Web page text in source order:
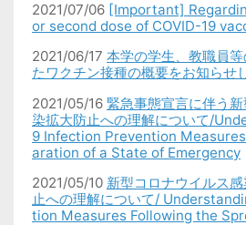
2021/07/06 [Important]
or second dose of COVID-19
2021/06/17 本学の学生、教職員
たワクチン接種の概要をお知らせ
2021/05/16 緊急事態宣言に伴う
染拡大防止への理解について/
9 Infection Prevention
aration of a State of Emergency
2021/05/10 新型コロナウイルス
止への理解について/
tion Measures Following the